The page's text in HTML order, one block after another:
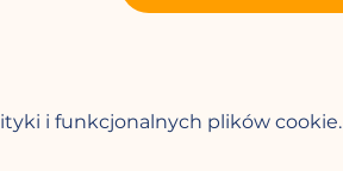
i funkcjonalnych plików cookie.